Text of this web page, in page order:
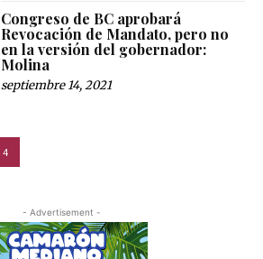
Congreso de BC aprobará
Revocación de Mandato, pero no
en la versión del gobernador:
Molina
septiembre 14, 2021
4
- Advertisement -